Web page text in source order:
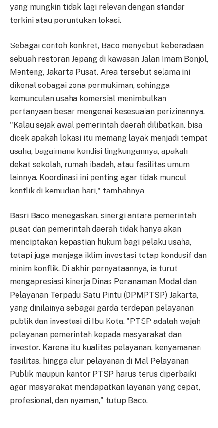
yang mungkin tidak lagi relevan dengan standar
terkini atau peruntukan lokasi.
Sebagai contoh konkret, Baco menyebut keberadaan
sebuah restoran Jepang di kawasan Jalan Imam Bonjol,
Menteng, Jakarta Pusat. Area tersebut selama ini
dikenal sebagai zona permukiman, sehingga
kemunculan usaha komersial menimbulkan
pertanyaan besar mengenai kesesuaian perizinannya.
"Kalau sejak awal pemerintah daerah dilibatkan, bisa
dicek apakah lokasi itu memang layak menjadi tempat
usaha, bagaimana kondisi lingkungannya, apakah
dekat sekolah, rumah ibadah, atau fasilitas umum
lainnya. Koordinasi ini penting agar tidak muncul
konflik di kemudian hari," tambahnya.
Basri Baco menegaskan, sinergi antara pemerintah
pusat dan pemerintah daerah tidak hanya akan
menciptakan kepastian hukum bagi pelaku usaha,
tetapi juga menjaga iklim investasi tetap kondusif dan
minim konflik. Di akhir pernyataannya, ia turut
mengapresiasi kinerja Dinas Penanaman Modal dan
Pelayanan Terpadu Satu Pintu (DPMPTSP) Jakarta,
yang dinilainya sebagai garda terdepan pelayanan
publik dan investasi di Ibu Kota. "PTSP adalah wajah
pelayanan pemerintah kepada masyarakat dan
investor. Karena itu kualitas pelayanan, kenyamanan
fasilitas, hingga alur pelayanan di Mal Pelayanan
Publik maupun kantor PTSP harus terus diperbaiki
agar masyarakat mendapatkan layanan yang cepat,
profesional, dan nyaman," tutup Baco.